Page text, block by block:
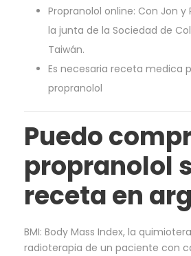
Propranolol online: Con Jon
la junta de la Sociedad de
Taiwán.
Es necesaria receta medica
propranolol
Puedo
propranolol
receta en
BMI: Body Mass Index, la
radioterapia de un paciente con